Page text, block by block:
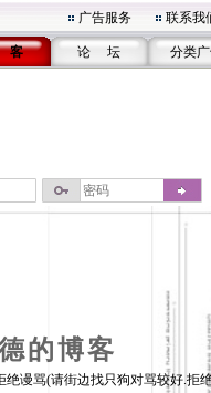
广告服务 联系我
客 论 坛 分类
的博客
绝谩骂(请街边找只狗对骂较好.拒